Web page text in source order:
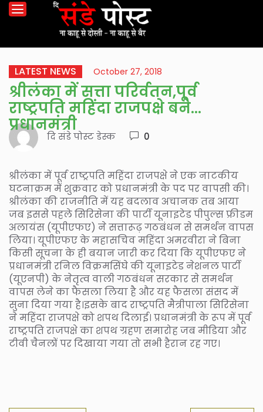
LATEST NEWS October 27, 2018
श्रीलंका में सत्ता परिर्वतन,पूर्व
राष्ट्रपति महिंदा राजपक्षे बने
प्रधानमंत्री
दि संडे पोस्ट डेस्क 0
श्रीलंका में पूर्व राष्ट्रपति महिंदा राजपक्षे ने एक नाटकीय
घटनाक्रम में शुक्रवार को प्रधानमंत्री के पद पर वापसी की।
श्रीलंका की राजनीति में यह बदलाव अचानक तब आया
जब इससे पहले सिरिसेना की पार्टी यूनाइटेड पीपुल्स फ्रीडम
अलायंस (यूपीएफए) ने सत्तारूढ़ गठबंधन से समर्थन वापस
लिया। यूपीएफए के महासचिव महिंदा अमरवीरा ने बिना
किसी सूचना के ही बयान जारी कर दिया कि यूपीएफए ने
प्रधानमंत्री रनिल विक्रमसिंघे की यूनाइटेड नेशनल पार्टी
(यूएनपी) के नेतृत्व वाली गठबंधन सरकार से समर्थन
वापस लेने का फैसला लिया है और यह फैसला संसद में
सुना दिया गया है।इसके बाद राष्ट्रपति मैत्रीपाला सिरिसेना
ने महिंदा राजपक्षे को शपथ दिलाई। प्रधानमंत्री के रूप में पूर्व
राष्ट्रपति राजपक्षे का शपथ ग्रहण समारोह जब मीडिया और
टीवी चैनलों पर दिखाया गया तो सभी हैरान रह गए।